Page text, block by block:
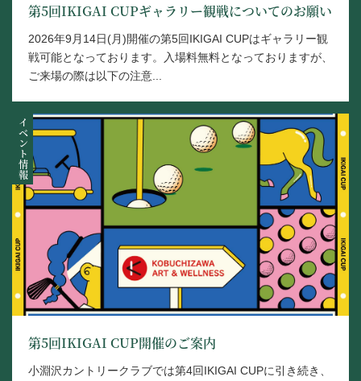
第5回IKIGAI CUPギャラリー観戦についてのお願い
2026年9月14日(月)開催の第5回IKIGAI CUPはギャラリー観
戦可能となっております。入場料無料となっておりますが、
ご来場の際は以下の注意...
第5回IKIGAI CUP開催のご案内
小淵沢カントリークラブでは第4回IKIGAI CUPに引き続き、
イベント情報